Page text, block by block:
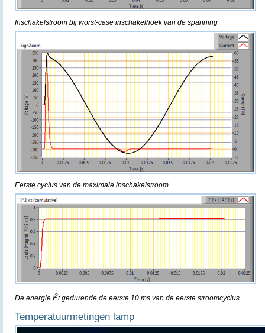
Inschakelstroom bij worst-case inschakelhoek van de spanning
Eerste cyclus van de maximale inschakelstroom
De energie I2t gedurende de eerste 10 ms van de eerste stroomcyclus
Temperatuurmetingen lamp